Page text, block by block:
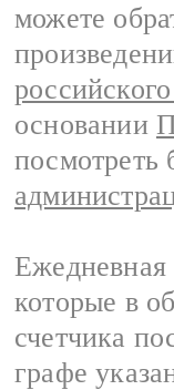
можете
основании
Ежедневная
которые в
счетчика
графе